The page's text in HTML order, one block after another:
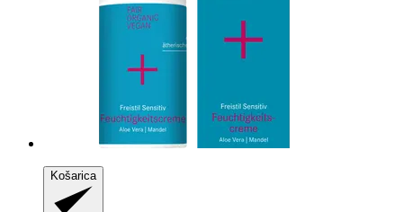
Košarica